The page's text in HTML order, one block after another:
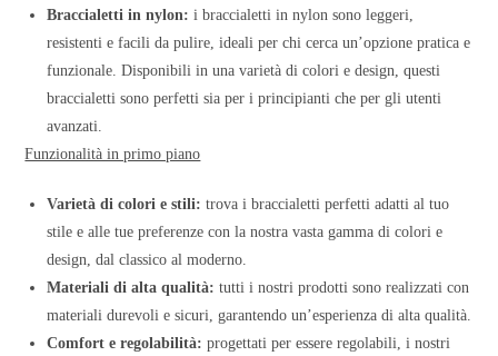
Braccialetti in nylon: i braccialetti in nylon sono leggeri,
resistenti e facili da pulire, ideali per chi cerca un’opzione pratica e
funzionale. Disponibili in una varietà di colori e design, questi
braccialetti sono perfetti sia per i principianti che per gli utenti
avanzati.
Funzionalità in primo piano
Varietà di colori e stili: trova i braccialetti perfetti adatti al tuo
stile e alle tue preferenze con la nostra vasta gamma di colori e
design, dal classico al moderno.
Materiali di alta qualità: tutti i nostri prodotti sono realizzati con
materiali durevoli e sicuri, garantendo un’esperienza di alta qualità.
Comfort e regolabilità: progettati per essere regolabili, i nostri